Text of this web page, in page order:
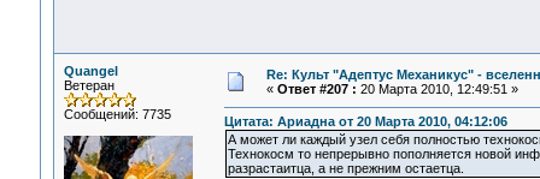
Quangel
Ветеран
Сообщений: 7735
Re: Культ "Адептус Механикус" -
« Ответ #207 : 20 Марта 2010, 12:49:51 »
Цитата: Ариадна от 20 Марта 2010, 04:12:06
А может ли каждый узел себя полностью
Технокосм то непрерывно пополняется новой
разрастаитца, а не прежним остаетца.